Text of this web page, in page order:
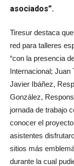
asociados”.
Tiresur destaca
red para talleres
“con la presencia
Internacional; Juan
Javier Ibáñez,
González,
jornada de trabajo
conocer el
asistentes
sitios más
durante la cual